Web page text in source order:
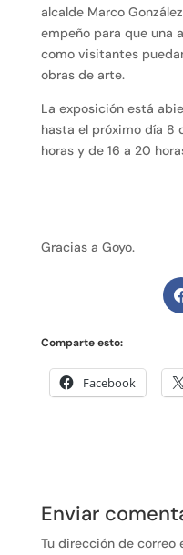
alcalde Marco
empeño para que una
como visitantes
obras de arte.
La exposición está
hasta el próximo día 8
horas y de 16 a 20
Gracias a Goyo.
Comparte esto:
Facebook
Enviar
Tu dirección de correo